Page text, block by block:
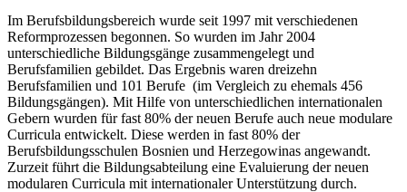
Im Berufsbildungsbereich wurde seit 1997 mit verschiedenen
Reformprozessen begonnen. So wurden im Jahr 2004
unterschiedliche Bildungsgänge zusammengelegt und
Berufsfamilien gebildet. Das Ergebnis waren dreizehn
Berufsfamilien und 101 Berufe (im Vergleich zu ehemals 456
Bildungsgängen). Mit Hilfe von unterschiedlichen internationalen
Gebern wurden für fast 80% der neuen Berufe auch neue modulare
Curricula entwickelt. Diese werden in fast 80% der
Berufsbildungsschulen Bosnien und Herzegowinas angewandt.
Zurzeit führt die Bildungsabteilung eine Evaluierung der neuen
modularen Curricula mit internationaler Unterstützung durch.